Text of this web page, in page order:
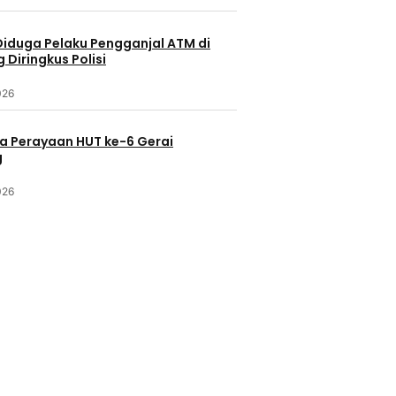
Muncul di
Pelaku Pengganjal ATM di
Diringkus Polisi
Perayaan HUT ke-6 Gerai